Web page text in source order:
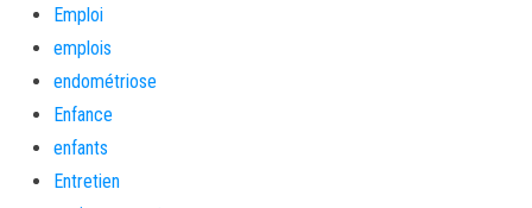
Emploi
emplois
endométriose
Enfance
enfants
Entretien